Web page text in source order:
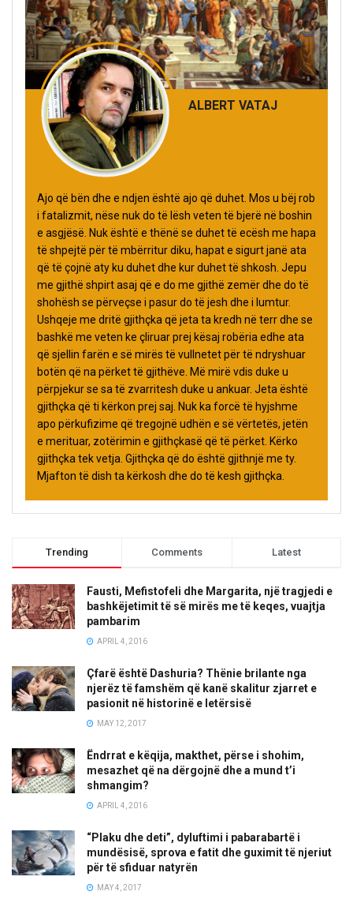
ALBERT VATAJ
Ajo që bën dhe e ndjen është ajo që duhet. Mos u bëj rob
i fatalizmit, nëse nuk do të lësh veten të bjerë në boshin
e asgjësë. Nuk është e thënë se duhet të ecësh me hapa
të shpejtë për të mbërritur diku, hapat e sigurt janë ata
që të çojnë aty ku duhet dhe kur duhet të shkosh. Jepu
me gjithë shpirt asaj që e do me gjithë zemër dhe do të
shohësh se përveçse i pasur do të jesh dhe i lumtur.
Ushqeje me dritë gjithçka që jeta ta kredh në terr dhe se
bashkë me veten ke çliruar prej kësaj robëria edhe ata
që sjellin farën e së mirës të vullnetet për të ndryshuar
botën që na përket të gjithëve. Më mirë vdis duke u
përpjekur se sa të zvarritesh duke u ankuar. Jeta është
gjithçka që ti kërkon prej saj. Nuk ka forcë të hyjshme
apo përkufizime që tregojnë udhën e së vërtetës, jetën
e merituar, zotërimin e gjithçkasë që të përket. Kërko
gjithçka tek vetja. Gjithçka që do është gjithnjë me ty.
Mjafton të dish ta kërkosh dhe do të kesh gjithçka.
Trending Comments Latest
Fausti, Mefistofeli dhe Margarita, një tragjedi e
bashkëjetimit të së mirës me të keqes, vuajtja
pambarim
APRIL 4, 2016
Çfarë është Dashuria? Thënie brilante nga
njerëz të famshëm që kanë skalitur zjarret e
pasionit në historinë e letërsisë
MAY 12, 2017
Ëndrrat e këqija, makthet, përse i shohim,
mesazhet që na dërgojnë dhe a mund t’i
shmangim?
APRIL 4, 2016
“Plaku dhe deti”, dyluftimi i pabarabartë i
mundësisë, sprova e fatit dhe guximit të njeriut
për të sfiduar natyrën
MAY 4, 2017